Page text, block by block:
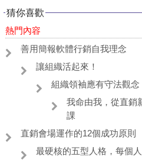
猜你喜歡
熱門內容
善用簡報軟體行銷自我理念
讓組織活起來！
組織領袖應有守法觀念
我命由我，從直銷
課
直銷會場運作的12個成功原則
最硬核的五型人格，每個